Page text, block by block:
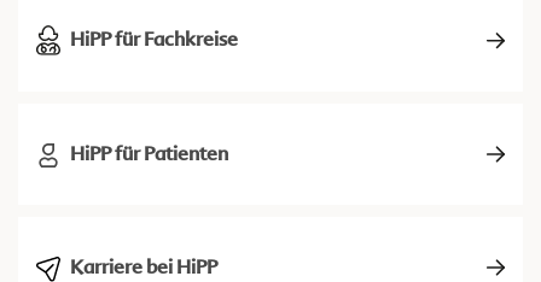
HiPP für Fachkreise
HiPP für Patienten
Karriere bei HiPP